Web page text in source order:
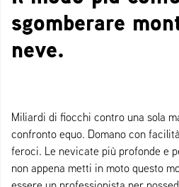
sgomberare
neve.
Miliardi di fiocchi contro una sola
confronto equo. Domano con
feroci. Le nevicate più profonde e
non appena metti in moto questo